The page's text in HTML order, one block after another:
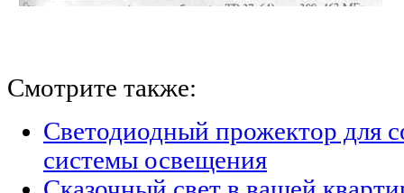
Смотрите также:
Светодиодный прожектор для
системы освещения